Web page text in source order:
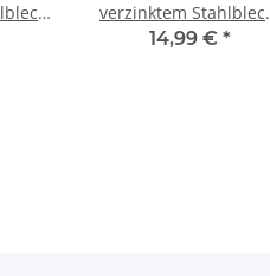
verzinktem
mit Dichtung, Ø 160-
14,99 € *